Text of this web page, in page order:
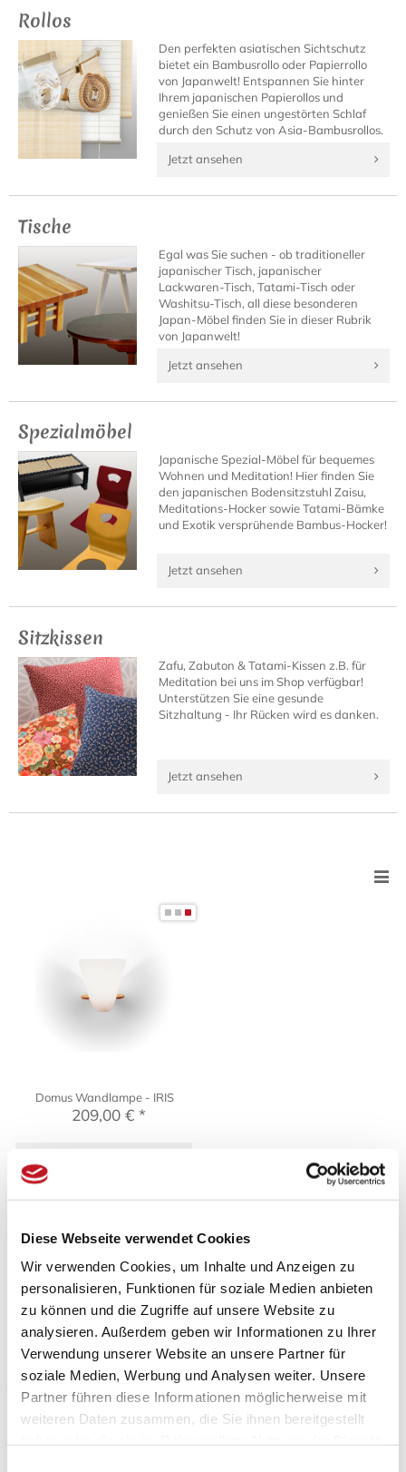
Diese Webseite verwendet Cookies
Wir verwenden Cookies, um Inhalte und Anzeigen zu
personalisieren, Funktionen für soziale Medien anbieten
zu können und die Zugriffe auf unsere Website zu
analysieren. Außerdem geben wir Informationen zu Ihrer
Verwendung unserer Website an unsere Partner für
soziale Medien, Werbung und Analysen weiter. Unsere
Partner führen diese Informationen möglicherweise mit
weiteren Daten zusammen, die Sie ihnen bereitgestellt
Rollos
Den perfekten asiatischen Sichtschutz
bietet ein Bambusrollo oder Papierrollo
von Japanwelt! Entspannen Sie hinter
Ihrem japanischen Papierollos und
genießen Sie einen ungestörten Schlaf
durch den Schutz von Asia-Bambusrollos.
Jetzt ansehen
Tische
Egal was Sie suchen - ob traditioneller
japanischer Tisch, japanischer
Lackwaren-Tisch, Tatami-Tisch oder
Washitsu-Tisch, all diese besonderen
Japan-Möbel finden Sie in dieser Rubrik
von Japanwelt!
Jetzt ansehen
Spezialmöbel
Japanische Spezial-Möbel für bequemes
Wohnen und Meditation! Hier finden Sie
den japanischen Bodensitzstuhl Zaisu,
Meditations-Hocker sowie Tatami-Bämke
und Exotik versprühende Bambus-Hocker!
Jetzt ansehen
Sitzkissen
Zafu, Zabuton & Tatami-Kissen z.B. für
Meditation bei uns im Shop verfügbar!
Unterstützen Sie eine gesunde
Sitzhaltung - Ihr Rücken wird es danken.
Jetzt ansehen
Domus Wandlampe - IRIS
209,00 € *
Wohnen und Einrichten im
japanischen Stil
Traditionelles japanisches Wohnen ist für viele Menschen